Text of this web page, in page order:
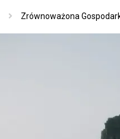
Zrównoważona